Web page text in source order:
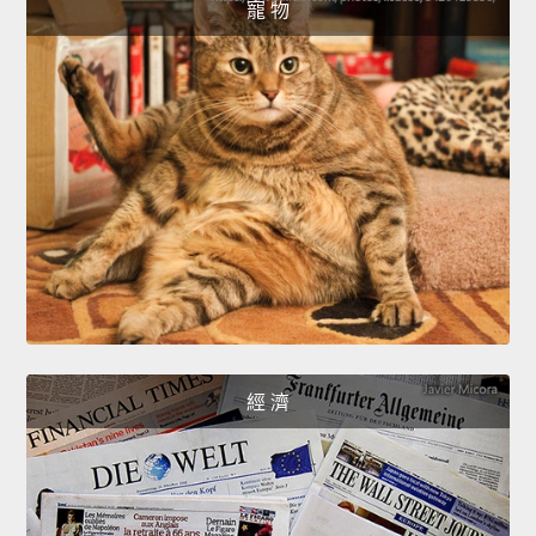
寵 物
經 濟